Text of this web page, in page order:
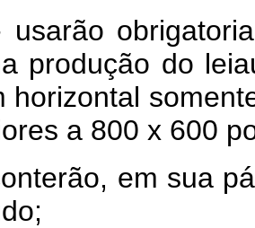
produção do
horizontal
a 800 x 600
em sua